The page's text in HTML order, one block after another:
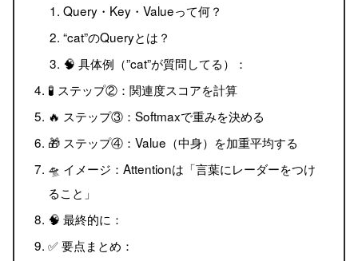
Query・Key・Valueって何？
“cat”のQueryとは？
🧠 具体例（”cat”が質問してる）：
🧪 ステップ②：関連度スコアを計算
🔥 ステップ③：Softmaxで重みを決める
🎁 ステップ④：Value（中身）を加重平均する
🛸 イメージ：Attentionは「言葉にレーダーをつけ
ること」
🧠 最終的に：
✅ 要点まとめ：